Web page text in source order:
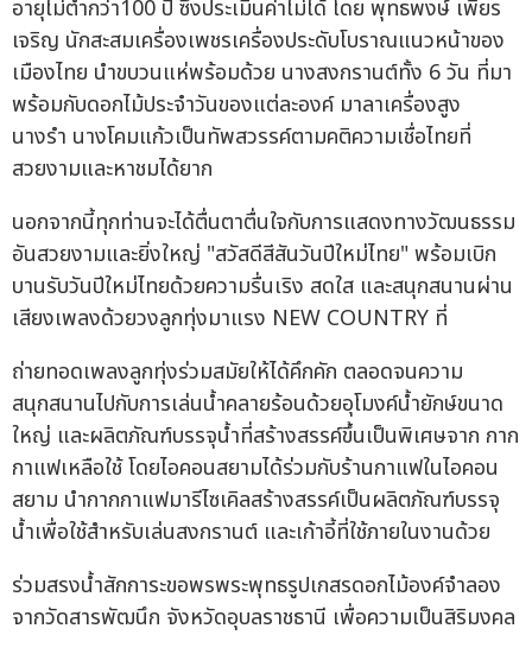
อายุไม่ต่ำกว่า100 ปี ซึ่งประเมินค่าไม่ได้ โดย พุทธพงษ์ เพียร
เจริญ นักสะสมเครื่องเพชรเครื่องประดับโบราณแนวหน้าของ
เมืองไทย นำขบวนแห่พร้อมด้วย นางสงกรานต์ทั้ง 6 วัน ที่มา
พร้อมกับดอกไม้ประจำวันของแต่ละองค์ มาลาเครื่องสูง
นางรำ นางโคมแก้วเป็นทัพสวรรค์ตามคติความเชื่อไทยที่
สวยงามและหาชมได้ยาก
นอกจากนี้ทุกท่านจะได้ตื่นตาตื่นใจกับการแสดงทางวัฒนธรรม
อันสวยงามและยิ่งใหญ่ "สวัสดีสีสันวันปีใหม่ไทย" พร้อมเบิก
บานรับวันปีใหม่ไทยด้วยความรื่นเริง สดใส และสนุกสนานผ่าน
เสียงเพลงด้วยวงลูกทุ่งมาแรง NEW COUNTRY ที่
ถ่ายทอดเพลงลูกทุ่งร่วมสมัยให้ได้คึกคัก ตลอดจนความ
สนุกสนานไปกับการเล่นน้ำคลายร้อนด้วยอุโมงค์น้ำยักษ์ขนาด
ใหญ่ และผลิตภัณฑ์บรรจุน้ำที่สร้างสรรค์ขึ้นเป็นพิเศษจาก กาก
กาแฟเหลือใช้ โดยไอคอนสยามได้ร่วมกับร้านกาแฟในไอคอน
สยาม นำกากกาแฟมารีไซเคิลสร้างสรรค์เป็นผลิตภัณฑ์บรรจุ
น้ำเพื่อใช้สำหรับเล่นสงกรานต์ และเก้าอี้ที่ใช้ภายในงานด้วย
ร่วมสรงน้ำสักการะขอพรพระพุทธรูปเกสรดอกไม้องค์จำลอง
จากวัดสารพัฒนึก จังหวัดอุบลราชธานี เพื่อความเป็นสิริมงคล